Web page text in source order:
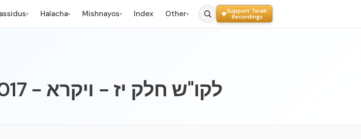
▾ Halacha▾ Mishnayos▾ Index Other▾
Support Torah
Recordings
Likkutei Sichos Vol. 017 - לקו"ש חלק יז - ויקרא